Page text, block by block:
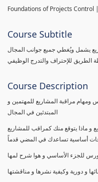
Course Subtitle
يشمل ويُغطي جميع جوانب المجال
الطريق للإحتراف والتدرج الوظيفي
Course Description
مراقبة المشاريع للمهتمين و
المبتدئين في المجال
و ماذا يتوقع منك كمراقب للمشاريع
أساسية تساعدك في المضي قدماً
و دورية وكيفية نشرها و مناقشتها